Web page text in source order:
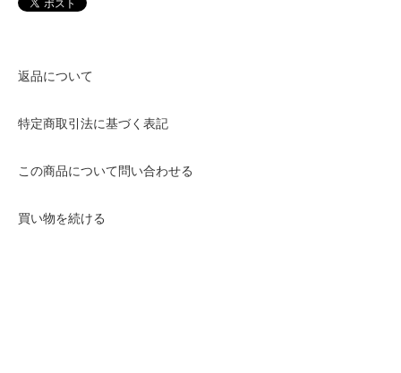
返品について
特定商取引法に基づく表記
この商品について問い合わせる
買い物を続ける